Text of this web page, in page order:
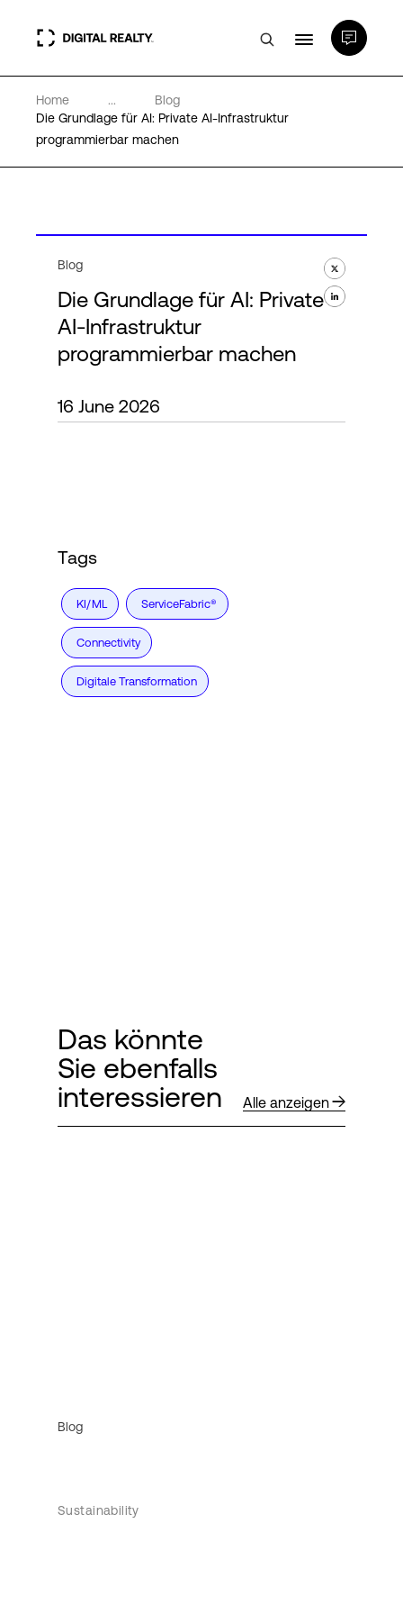
Rechenzentren
PlatformDIGITAL®
Language
Home ...
Blog
Die Grundlage für AI: Private AI-Infrastruktur
programmierbar machen
Blog
Die Grundlage für AI: Private
AI-Infrastruktur
programmierbar machen
16 June 2026
Tags
KI/ML ServiceFabric®
Connectivity
Digitale Transformation
Das könnte
Sie ebenfalls
interessieren
Alle anzeigen
Blog
Sustainability